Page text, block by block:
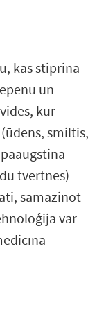
kas stiprina
un
kur
smiltis,
tvertnes)
samazinot
var